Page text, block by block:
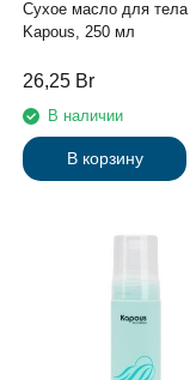
Сухое масло для тела
Kapous, 250 мл
26,25 Br
В наличии
В корзину